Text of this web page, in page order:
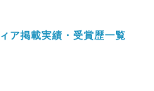
ア掲載実績・受賞歴一覧